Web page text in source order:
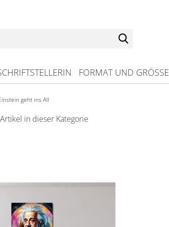
FORMAT UND GRÖSSE
geht ins All
Artikel in dieser Kategorie